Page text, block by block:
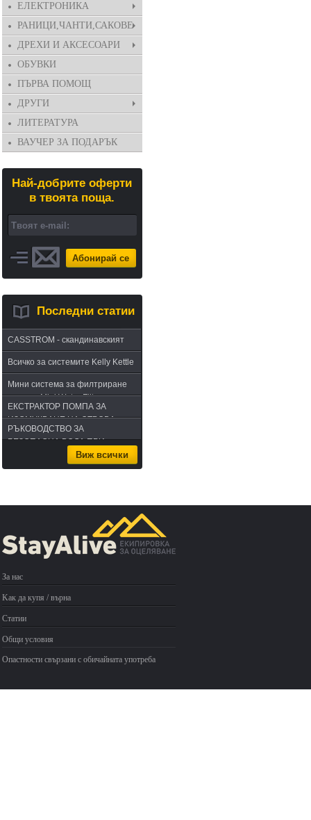
ЕЛЕКТРОНИКА
РАНИЦИ,ЧАНТИ,САКОВЕ
ДРЕХИ И АКСЕСОАРИ
ОБУВКИ
ПЪРВА ПОМОЩ
ДРУГИ
ЛИТЕРАТУРА
ВАУЧЕР ЗА ПОДАРЪК
Най-добрите оферти
в твоята поща.
Абонирай се
Последни статии
CASSTROM - скандинавският
път в оцеляването или
бушкрафт по лапландски
Всичко за системите Kelly Kettle
Мини система за филтриране
на вода Mini Water Filter
ЕКСТРАКТОР ПОМПА ЗА
ИЗСМУКВАНЕ НА ОТРОВА -
комплект за извличане на
РЪКОВОДСТВО ЗА
БЕЗОПАСНА ВОДА ПРИ
Виж всички
За нас
Kак да купя / върна
Статии
Общи условия
Опастности свързани с обичайната употреба